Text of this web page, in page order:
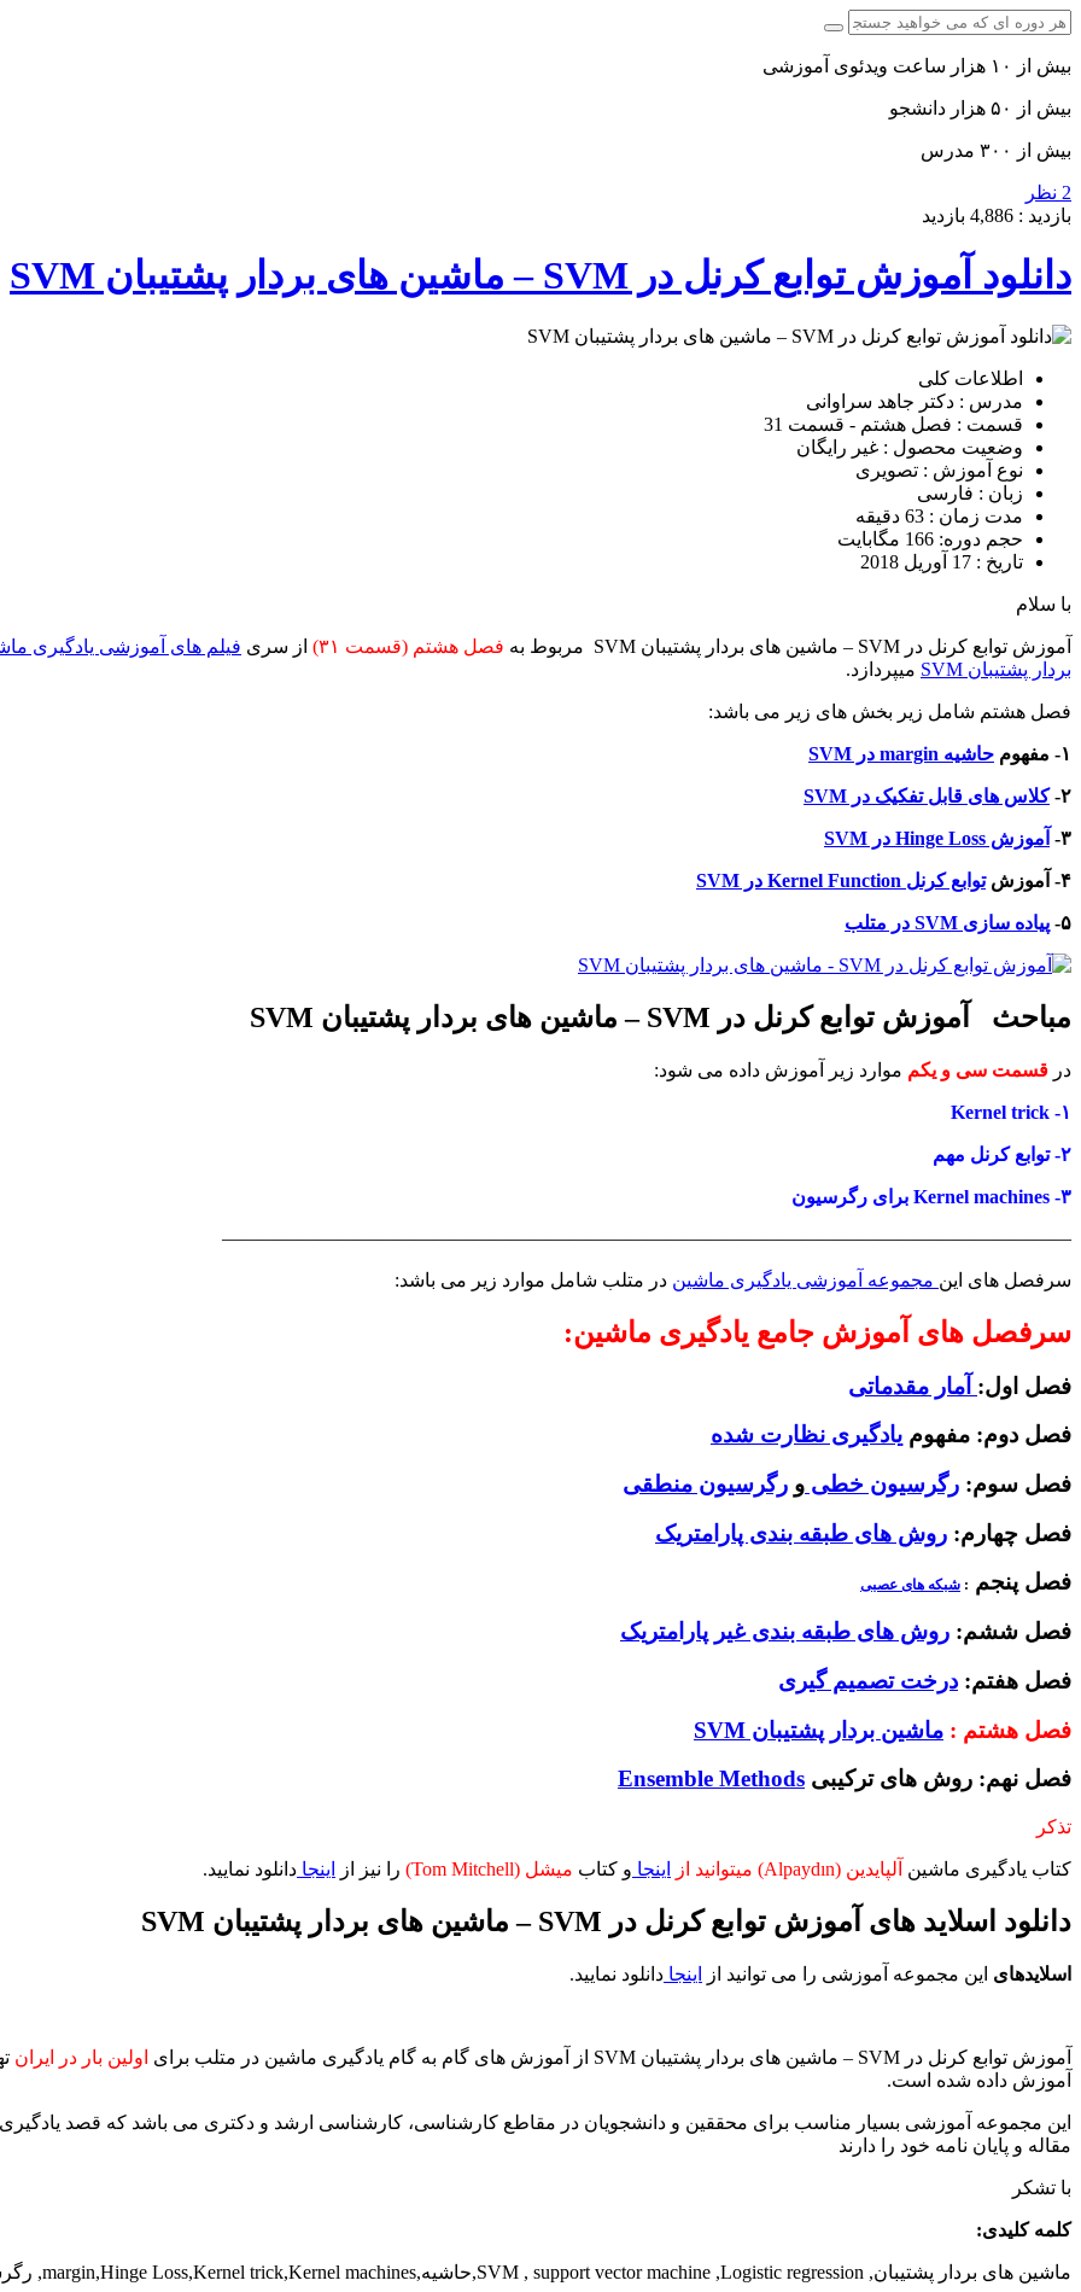
بیش از ۱۰ هزار ساعت ویدئوی آموزشی
بیش از ۵۰ هزار دانشجو
بیش از ۳۰۰ مدرس
2 نظر
بازدید : 4,886 بازدید
دانلود آموزش توابع کرنل در SVM – ماشین های بردار پشتیبان SVM
اطلاعات کلی
مدرس : دکتر جاهد سراوانی
قسمت : فصل هشتم - قسمت 31
وضعیت محصول : غیر رایگان
نوع آموزش : تصویری
زبان : فارسی
مدت زمان : 63 دقیقه
حجم دوره: 166 مگابایت
تاریخ : 17 آوریل 2018
با سلام
آموزش توابع کرنل در SVM – ماشین های بردار پشتیبان SVM مربوط به فصل هشتم (قسمت ۳۱) از سری فیلم های آموزشی یادگیری
بردار پشتیبان SVM
میپردازد.
فصل هشتم شامل زیر بخش های زیر می باشد:
۱- مفهوم حاشیه margin در SVM
۲- کلاس های قابل تفکیک در SVM
۳- آموزش Hinge Loss در SVM
۴- آموزش توابع کرنل Kernel Function در SVM
۵- پیاده سازی SVM در متلب
مباحث آموزش توابع کرنل در SVM – ماشین های بردار پشتیبان SVM
در قسمت سی و یکم موارد زیر آموزش داده می شود:
۱- Kernel trick
۲- توابع کرنل مهم
۳- Kernel machines برای رگرسیون
————————————————————————————————————————————
سرفصل های این مجموعه آموزشی یادگیری ماشین در متلب شامل موارد زیر می باشد:
سرفصل های آموزش جامع یادگیری ماشین:
فصل اول: آمار مقدماتی
فصل دوم: مفهوم یادگیری نظارت شده
فصل سوم: رگرسیون خطی و رگرسیون منطقی
فصل چهارم: روش های طبقه بندی پارامتریک
فصل پنجم : شبکه های عصبی
فصل ششم: روش های طبقه بندی غیر پارامتریک
فصل هفتم: درخت تصمیم گیری
فصل هشتم : ماشین بردار پشتیبان SVM
فصل نهم: روش های ترکیبی Ensemble Methods
تذکر
کتاب یادگیری ماشین آلپایدین (Alpaydın) میتوانید از اینجا و کتاب میشل (Tom Mitchell) را نیز از اینجا دانلود نمایید.
دانلود اسلاید های آموزش توابع کرنل در SVM – ماشین های بردار پشتیبان SVM
اسلایدهای این مجموعه آموزشی را می توانید از اینجا دانلود نمایید.
آموزش توابع کرنل در SVM – ماشین های بردار پشتیبان SVM از آموزش های گام به گام یادگیری ماشین در متلب برای اولین بار در ایران
آموزش داده شده است.
این مجموعه آموزشی بسیار مناسب برای محققین و دانشجویان در مقاطع کارشناسی، کارشناسی ارشد و دکتری می باشد که قصد
مقاله و پایان نامه خود را دارند
با تشکر
کلمه کلیدی:
ماشین های بردار پشتیبان, SVM , support vector machine ,Logistic regression,حاشیه,margin,Hinge Loss,Kernel trick,Kernel machines, رگرسیون, دسته بندی,کلاس بندی,classification,